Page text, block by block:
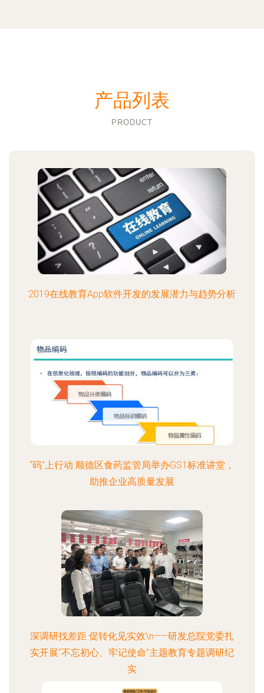
产品列表
PRODUCT
2019在线教育App软件开发的发展潜力与趋势分析
“码”上行动 顺德区食药监管局举办GS1标准讲堂，
助推企业高质量发展
深调研找差距 促转化见实效\n——研发总院党委扎
实开展“不忘初心、牢记使命”主题教育专题调研纪
实